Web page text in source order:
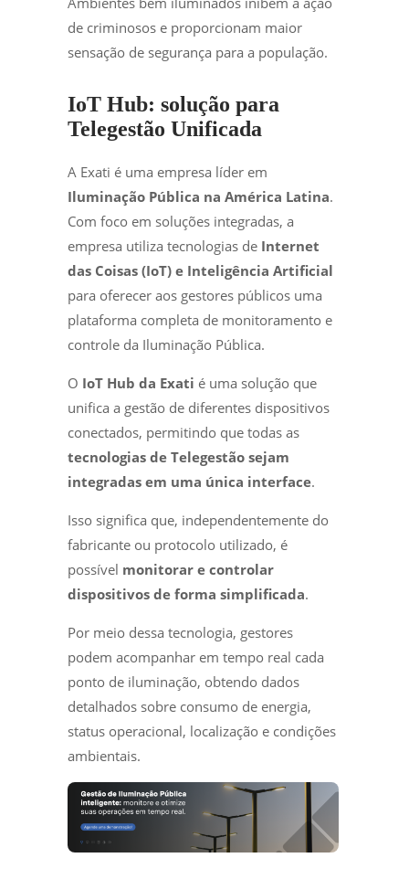
de criminosos e proporcionam maior
sensação de segurança para a população.
IoT Hub: solução para
Telegestão Unificada
A Exati é uma empresa líder em
Iluminação Pública na América Latina.
Com foco em soluções integradas, a
empresa utiliza tecnologias de Internet
das Coisas (IoT) e Inteligência Artificial
para oferecer aos gestores públicos uma
plataforma completa de monitoramento e
controle da Iluminação Pública.
O IoT Hub da Exati é uma solução que
unifica a gestão de diferentes dispositivos
conectados, permitindo que todas as
tecnologias de Telegestão sejam
integradas em uma única interface.
Isso significa que, independentemente do
fabricante ou protocolo utilizado, é
possível monitorar e controlar
dispositivos de forma simplificada.
Por meio dessa tecnologia, gestores
podem acompanhar em tempo real cada
ponto de iluminação, obtendo dados
detalhados sobre consumo de energia,
status operacional, localização e condições
ambientais.